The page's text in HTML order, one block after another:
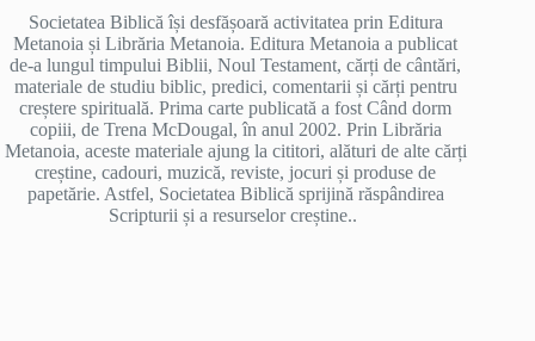
Societatea Biblică își desfășoară activitatea prin Editura
Metanoia și Librăria Metanoia. Editura Metanoia a publicat
de-a lungul timpului Biblii, Noul Testament, cărți de cântări,
materiale de studiu biblic, predici, comentarii și cărți pentru
creștere spirituală. Prima carte publicată a fost Când dorm
copiii, de Trena McDougal, în anul 2002. Prin Librăria
Metanoia, aceste materiale ajung la cititori, alături de alte cărți
creștine, cadouri, muzică, reviste, jocuri și produse de
papetărie. Astfel, Societatea Biblică sprijină răspândirea
Scripturii și a resurselor creștine..